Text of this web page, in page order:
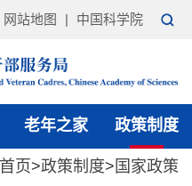
网站地图 | 中国科学院
老年之家 政策制度
首页>政策制度> 国家政策